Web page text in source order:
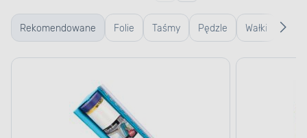
Rekomendowane Folie Taśmy Pędzle Wałki